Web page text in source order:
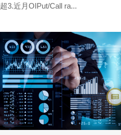
超3.近月OIPut/Call ra...